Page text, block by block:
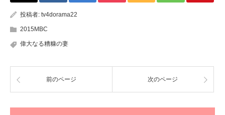
投稿者: tv4dorama22
2015MBC
偉大なる糟糠の妻
前のページ 次のページ